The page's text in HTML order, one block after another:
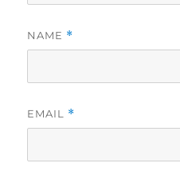
NAME *
EMAIL *